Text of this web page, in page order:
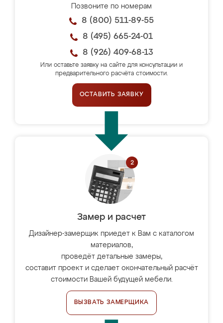
Позвоните по номерам
8 (800) 511-89-55
8 (495) 665-24-01
8 (926) 409-68-13
Или оставьте заявку на сайте для консультации и
предварительного расчёта стоимости.
ОСТАВИТЬ ЗАЯВКУ
Замер и расчет
Дизайнер-замерщик приедет к Вам с каталогом
материалов,
проведёт детальные замеры,
составит проект и сделает окончательный расчёт
стоимости Вашей будущей мебели.
ВЫЗВАТЬ ЗАМЕРЩИКА